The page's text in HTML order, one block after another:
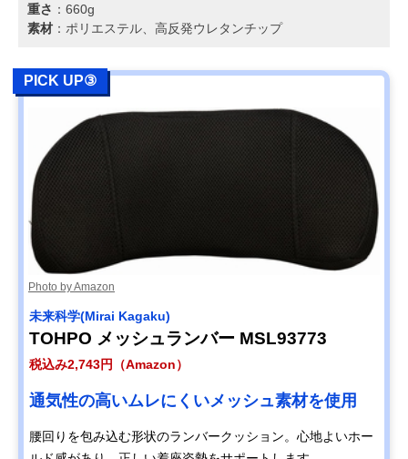
重さ ：660g
素材 ：ポリエステル、高反発ウレタンチップ
PICK UP③
Photo by Amazon
未来科学(Mirai Kagaku)
TOHPO メッシュランバー MSL93773
税込み2,743円（Amazon）
通気性の高いムレにくいメッシュ素材を使用
腰回りを包み込む形状のランバークッション。心地よいホー